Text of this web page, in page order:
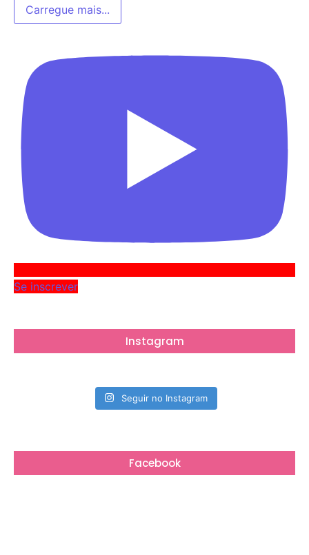
Carregue mais...
Se inscrever
Instagram
Seguir no Instagram
Facebook